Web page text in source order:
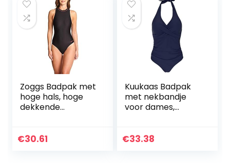
Zoggs Badpak met
hoge hals, hoge
dekkende
keuze voor training
€30.61
Kuukaas Badpak
met nekbandje
voor dames,
push-up,
€33.38